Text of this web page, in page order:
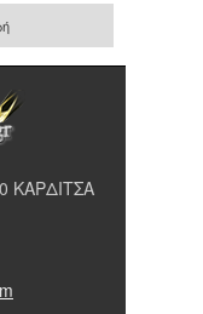
ΚΑΡΔΙΤΣΑ